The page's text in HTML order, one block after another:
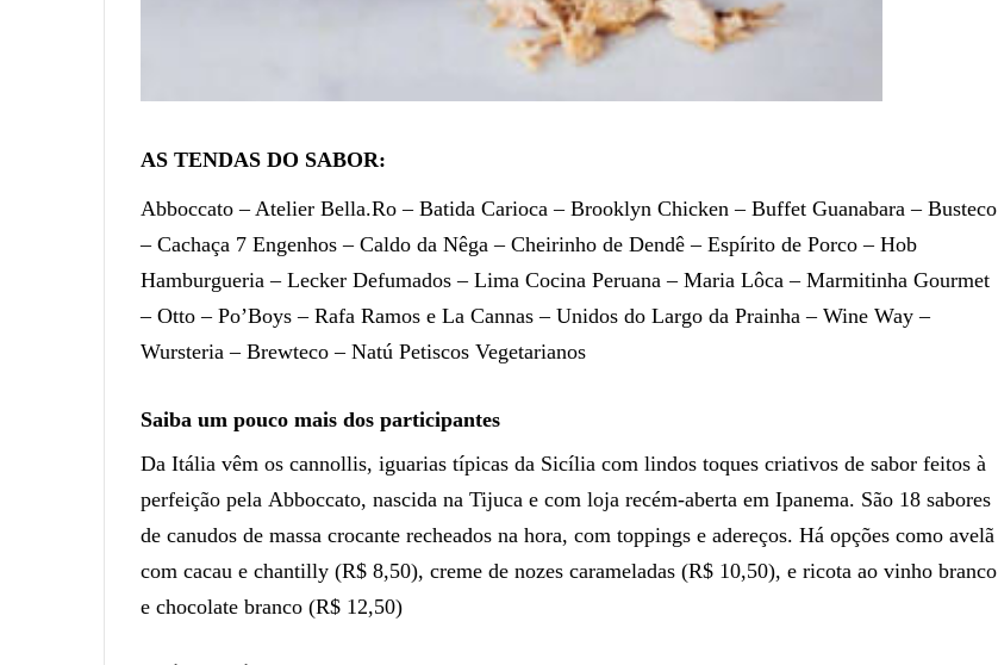
AS TENDAS DO SABOR:
Abboccato – Atelier Bella.Ro – Batida Carioca – Brooklyn Chicken – Buffet Guanabara – Busteco
– Cachaça 7 Engenhos – Caldo da Nêga – Cheirinho de Dendê – Espírito de Porco – Hob
Hamburgueria – Lecker Defumados – Lima Cocina Peruana – Maria Lôca – Marmitinha Gourmet
– Otto – Po’Boys – Rafa Ramos e La Cannas – Unidos do Largo da Prainha – Wine Way –
Wursteria – Brewteco – Natú Petiscos Vegetarianos
Saiba um pouco mais dos participantes
Da Itália vêm os cannollis, iguarias típicas da Sicília com lindos toques criativos de sabor feitos à
perfeição pela Abboccato, nascida na Tijuca e com loja recém-aberta em Ipanema. São 18 sabores
de canudos de massa crocante recheados na hora, com toppings e adereços. Há opções como avelã
com cacau e chantilly (R$ 8,50), creme de nozes carameladas (R$ 10,50), e ricota ao vinho branco
e chocolate branco (R$ 12,50)